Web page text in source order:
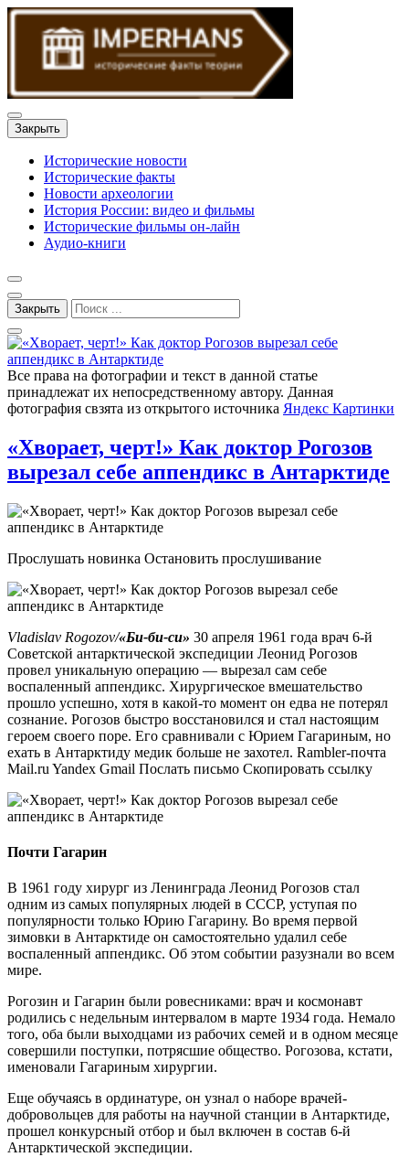
Закрыть
Исторические новости
Исторические факты
Новости археологии
История России: видео и фильмы
Исторические фильмы он-лайн
Аудио-книги
Закрыть
Все права на фотографии и текст в данной статье
принадлежат их непосредственному автору. Данная
фотография свзята из открытого источника Яндекс Картинки
«Хворает, черт!» Как доктор Рогозов
вырезал себе аппендикс в Антарктиде
Прослушать новинка Остановить прослушивание
Vladislav Rogozov/«Би-би-си» 30 апреля 1961 года врач 6-й
Советской антарктической экспедиции Леонид Рогозов
провел уникальную операцию — вырезал сам себе
воспаленный аппендикс. Хирургическое вмешательство
прошло успешно, хотя в какой-то момент он едва не потерял
сознание. Рогозов быстро восстановился и стал настоящим
героем своего поре. Его сравнивали с Юрием Гагариным, но
ехать в Антарктиду медик больше не захотел. Rambler-почта
Mail.ru Yandex Gmail Послать письмо Скопировать ссылку
Почти Гагарин
В 1961 году хирург из Ленинграда Леонид Рогозов стал
одним из самых популярных людей в СССР, уступая по
популярности только Юрию Гагарину. Во время первой
зимовки в Антарктиде он самостоятельно удалил себе
воспаленный аппендикс. Об этом событии разузнали во всем
мире.
Рогозин и Гагарин были ровесниками: врач и космонавт
родились с недельным интервалом в марте 1934 года. Немало
того, оба были выходцами из рабочих семей и в одном месяце
совершили поступки, потрясшие общество. Рогозова, кстати,
именовали Гагариным хирургии.
Еще обучаясь в ординатуре, он узнал о наборе врачей-
добровольцев для работы на научной станции в Антарктиде,
прошел конкурсный отбор и был включен в состав 6-й
Антарктической экспедиции.